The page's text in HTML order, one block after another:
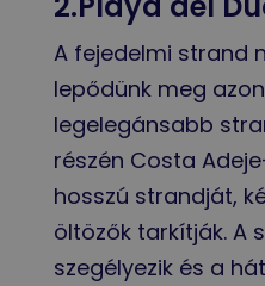
A fejedelmi strand
lepődünk meg
legelegánsabb
részén Costa
hosszú strandját,
öltözők tarkítják. A
szegélyezik és a